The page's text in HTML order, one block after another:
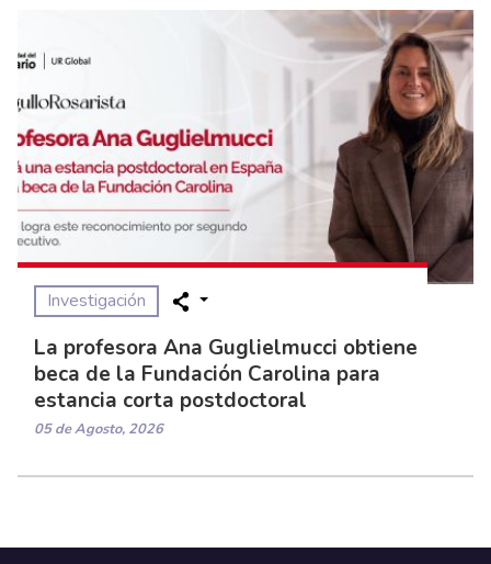
Investigación
La profesora Ana Guglielmucci obtiene
beca de la Fundación Carolina para
estancia corta postdoctoral
05 de Agosto, 2026